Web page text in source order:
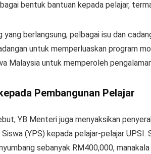
bentuk bantuan kepada pelajar,
yang berlangsung, pelbagai isu dan
untuk memperluaskan program
Malaysia untuk memperoleh
Pembangunan Pelajar
YB Menteri juga menyaksikan
Siswa (YPS) kepada pelajar-pelajar
sebanyak RM400,000,